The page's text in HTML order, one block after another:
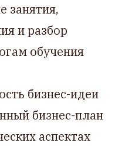
занятия,
и разбор
обучения
бизнес-идеи
бизнес-план
аспектах